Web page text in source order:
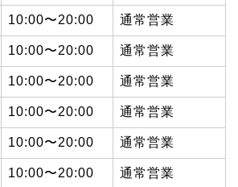
10:00〜20:00 通常営業
10:00〜20:00 通常営業
10:00〜20:00 通常営業
10:00〜20:00 通常営業
10:00〜20:00 通常営業
10:00〜20:00 通常営業